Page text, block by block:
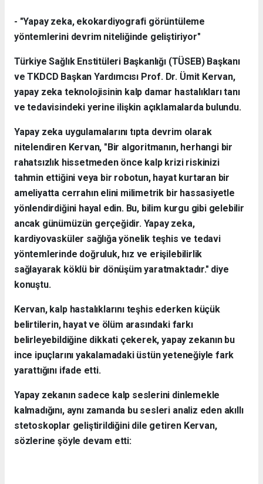
- "Yapay zeka, ekokardiyografi görüntüleme
yöntemlerini devrim niteliğinde geliştiriyor"
Türkiye Sağlık Enstitüleri Başkanlığı (TÜSEB) Başkanı
ve TKDCD Başkan Yardımcısı Prof. Dr. Ümit Kervan,
yapay zeka teknolojisinin kalp damar hastalıkları tanı
ve tedavisindeki yerine ilişkin açıklamalarda bulundu.
Yapay zeka uygulamalarını tıpta devrim olarak
nitelendiren Kervan, "Bir algoritmanın, herhangi bir
rahatsızlık hissetmeden önce kalp krizi riskinizi
tahmin ettiğini veya bir robotun, hayat kurtaran bir
ameliyatta cerrahın elini milimetrik bir hassasiyetle
yönlendirdiğini hayal edin. Bu, bilim kurgu gibi gelebilir
ancak günümüzün gerçeğidir. Yapay zeka,
kardiyovasküler sağlığa yönelik teşhis ve tedavi
yöntemlerinde doğruluk, hız ve erişilebilirlik
sağlayarak köklü bir dönüşüm yaratmaktadır." diye
konuştu.
Kervan, kalp hastalıklarını teşhis ederken küçük
belirtilerin, hayat ve ölüm arasındaki farkı
belirleyebildiğine dikkati çekerek, yapay zekanın bu
ince ipuçlarını yakalamadaki üstün yeteneğiyle fark
yarattığını ifade etti.
Yapay zekanın sadece kalp seslerini dinlemekle
kalmadığını, aynı zamanda bu sesleri analiz eden akıllı
stetoskoplar geliştirildiğini dile getiren Kervan,
sözlerine şöyle devam etti: